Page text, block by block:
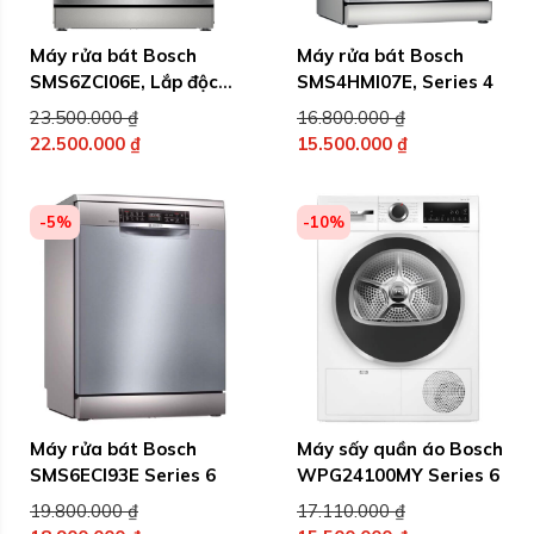
Máy rửa bát Bosch
SMS6ZCI06E, Lắp độc
lập, Serie 6
23.500.000₫Giá
gốc
23.500.000 ₫.
22.500.000 ₫
tại
là:
Máy rửa bát Bosch
SMS4HMI07E, Series 4
16.800.000₫Giá
gốc
16.800.000 ₫.
15.500.000 ₫
tại
là:
15.500.000 ₫.
-5%
Máy rửa bát Bosch
SMS6ECI93E Series 6
19.800.000₫Giá
-10%
Máy sấy quần áo Bosch
WPG24100MY Series 6
17.110.000₫Giá